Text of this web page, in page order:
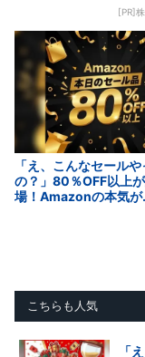
[PR]
「え、こんなセール
の？」80％OFF以上
場！Amazonの本気が
こちらも人気
「